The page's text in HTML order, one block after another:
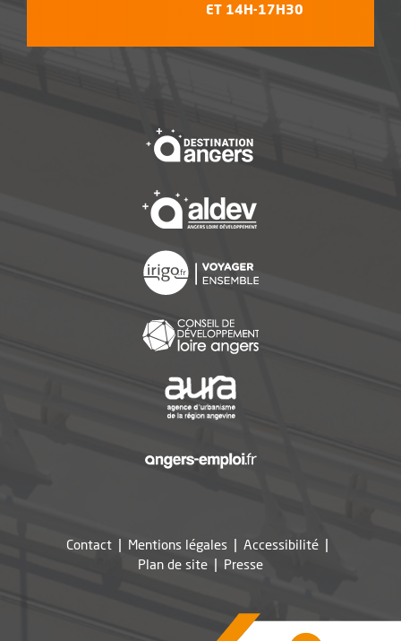
ET 14H-17H30
Contact Mentions légales
Accessibilité
Plan de site
Presse, Ouvre une nouvelle